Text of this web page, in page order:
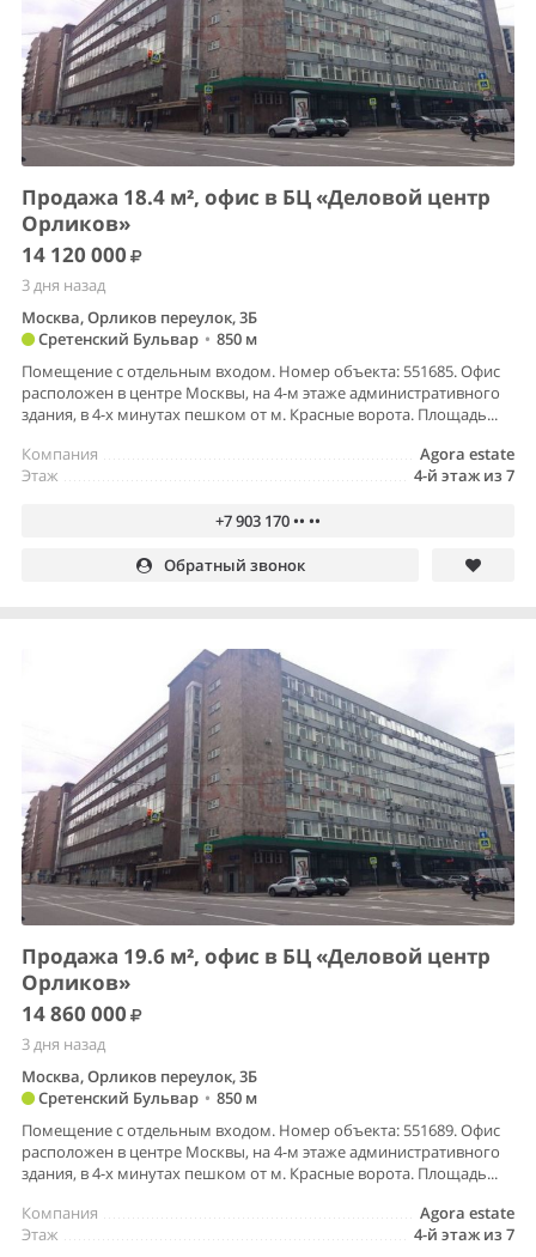
Продажа 18.4 м², офис в БЦ «Деловой центр
Орликов»
14 120 000
3 дня назад
Москва, Орликов переулок, 3Б
Сретенский Бульвар • 850 м
Помещение с отдельным входом. Номер объекта: 551685. Офис
расположен в центре Москвы, на 4-м этаже административного
здания, в 4-х минутах пешком от м. Красные ворота. Площадь...
Agora estate
Компания
4-й этаж из 7
Этаж
+7 903 170 •• ••
Обратный звонок
Продажа 19.6 м², офис в БЦ «Деловой центр
Орликов»
14 860 000
3 дня назад
Москва, Орликов переулок, 3Б
Сретенский Бульвар • 850 м
Помещение с отдельным входом. Номер объекта: 551689. Офис
расположен в центре Москвы, на 4-м этаже административного
здания, в 4-х минутах пешком от м. Красные ворота. Площадь...
Agora estate
Компания
4-й этаж из 7
Этаж